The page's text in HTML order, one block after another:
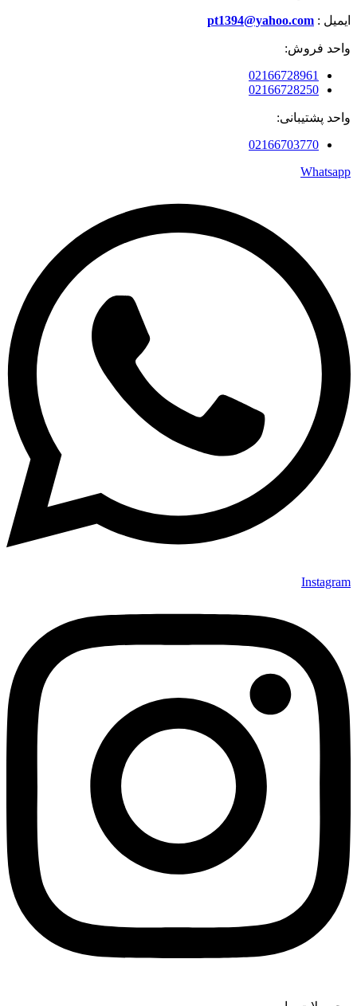
ایمیل : pt1394@yahoo.com
واحد فروش:
02166728961
02166728250
واحد پشتیبانی:
02166703770
Whatsapp
Instagram